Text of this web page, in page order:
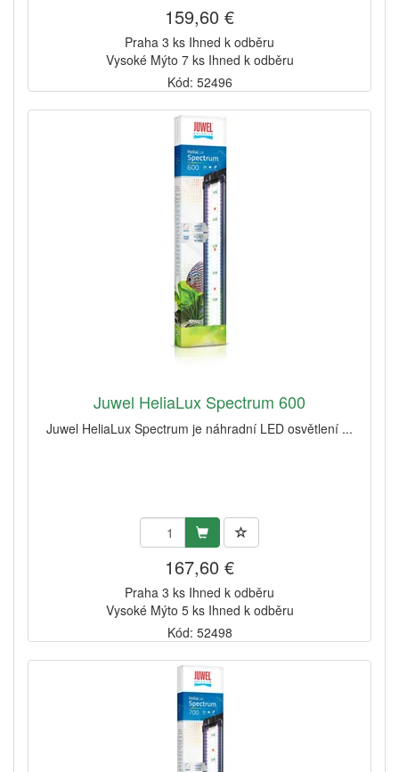
159,60 €
Praha 3 ks Ihned k odběru
Vysoké Mýto 7 ks Ihned k odběru
Kód: 52496
Juwel HeliaLux Spectrum 600
Juwel HeliaLux Spectrum je náhradní LED osvětlení ...
167,60 €
Praha 3 ks Ihned k odběru
Vysoké Mýto 5 ks Ihned k odběru
Kód: 52498